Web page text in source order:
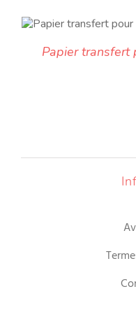
Papier transfert